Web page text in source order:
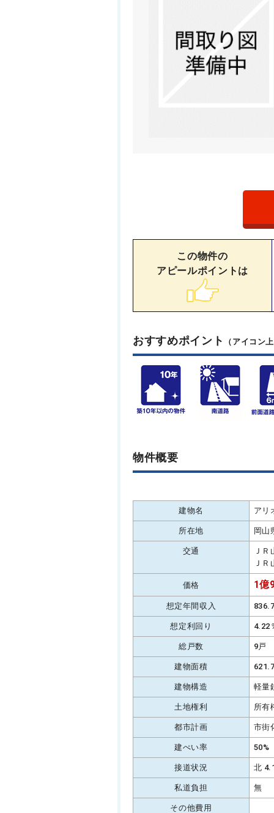
この物件の
アピールポイントは
おすすめポイント （アイコン
物件概要
建物名 アリ
所在地 岡山
交通
Ｊ
Ｊ
価格 1億
想定年間収入
想定利回り 4.22
総戸数 9戸
建物面積
建物構造 軽量
土地権利 所有
都市計画 市街
建ぺい率 50%
接道状況 北
私道負担 無
その他費用